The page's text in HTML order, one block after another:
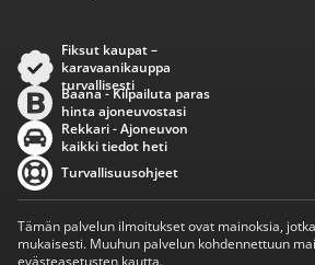
Fiksut kaupat –
karavaanikauppa
turvallisesti
Baana - Kilpailuta paras
hinta ajoneuvostasi
Rekkari - Ajoneuvon
kaikki tiedot heti
Turvallisuusohjeet
Tämän palvelun ilmoitukset ovat mainoksia,
mukaisesti. Muuhun palvelun kohdennettuun
evästeasetusten kautta.